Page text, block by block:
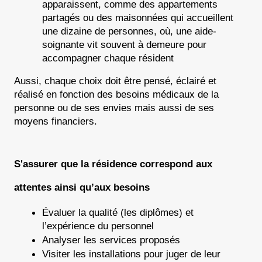
apparaissent, comme des appartements
partagés ou des maisonnées qui accueillent
une dizaine de personnes, où, une aide-
soignante vit souvent à demeure pour
accompagner chaque résident
Aussi, chaque choix doit être pensé, éclairé et
réalisé en fonction des besoins médicaux de la
personne ou de ses envies mais aussi de ses
moyens financiers.
S'assurer que la résidence correspond aux
attentes ainsi qu’aux besoins
Évaluer la qualité (les diplômes) et
l’expérience du personnel
Analyser les services proposés
Visiter les installations pour juger de leur